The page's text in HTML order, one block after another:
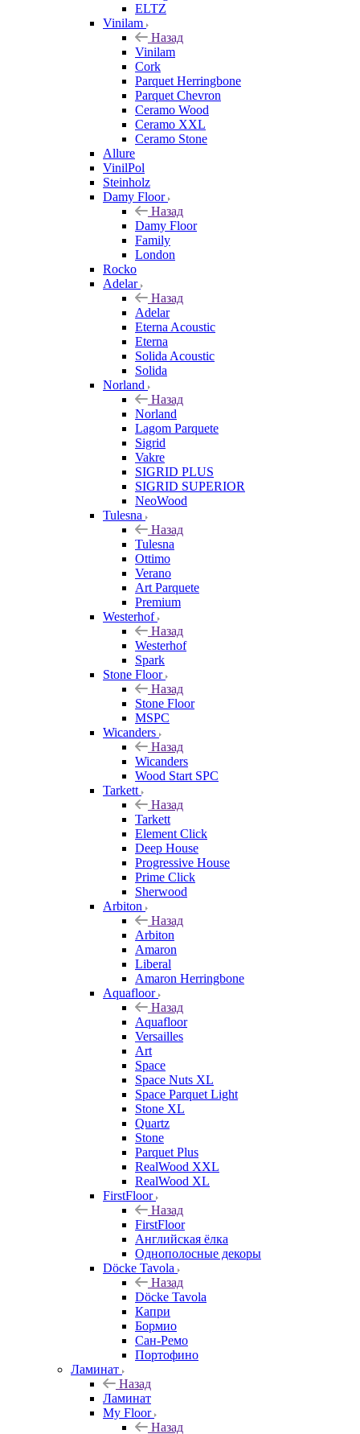
ELTZ
Vinilam
Назад
Vinilam
Cork
Parquet Herringbone
Parquet Chevron
Ceramo Wood
Ceramo XXL
Ceramo Stone
Allure
VinilPol
Steinholz
Damy Floor
Назад
Damy Floor
Family
London
Rocko
Adelar
Назад
Adelar
Eterna Acoustic
Eterna
Solida Acoustic
Solida
Norland
Назад
Norland
Lagom Parquete
Sigrid
Vakre
SIGRID PLUS
SIGRID SUPERIOR
NeoWood
Tulesna
Назад
Tulesna
Ottimo
Verano
Art Parquete
Premium
Westerhof
Назад
Westerhof
Spark
Stone Floor
Назад
Stone Floor
MSPC
Wicanders
Назад
Wicanders
Wood Start SPC
Tarkett
Назад
Tarkett
Element Click
Deep House
Progressive House
Prime Click
Sherwood
Arbiton
Назад
Arbiton
Amaron
Liberal
Amaron Herringbone
Aquafloor
Назад
Aquafloor
Versailles
Art
Space
Space Nuts XL
Space Parquet Light
Stone XL
Quartz
Stone
Parquet Plus
RealWood XXL
RealWood XL
FirstFloor
Назад
FirstFloor
Английская ёлка
Однополосные декоры
Döcke Tavola
Назад
Döcke Tavola
Капри
Бормио
Сан-Ремо
Портофино
Ламинат
Назад
Ламинат
My Floor
Назад